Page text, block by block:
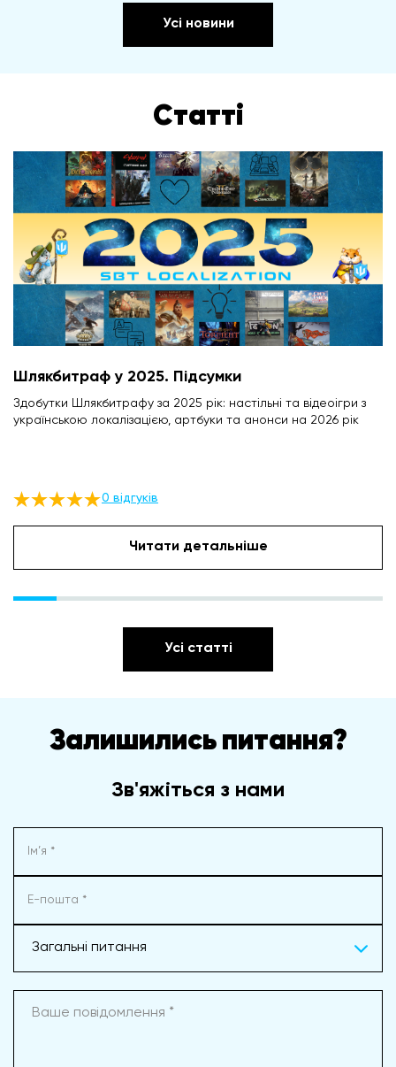
Усі новини
Статті
Шлякбитраф у 2025. Підсумки
Здобутки Шлякбитрафу за 2025 рік: настільні та відеоігри з
українською локалізацією, артбуки та анонси на 2026 рік
0 відгуків
Читати детальніше
Усі статті
Залишились питання?
Зв'яжіться з нами
Загальні питання